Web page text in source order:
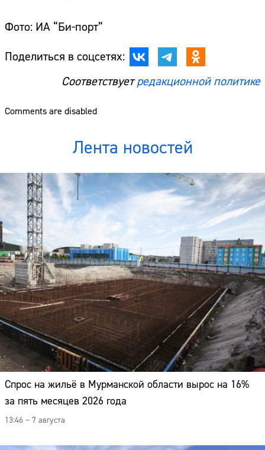
Фото: ИА “Би-порт”
Поделиться в соцсетях:
Соответствуетредакционной политике
Comments are disabled
Лента новостей
Спрос на жильё в Мурманской области вырос на 16%
за пять месяцев 2026 года
13:46 – 7 августа